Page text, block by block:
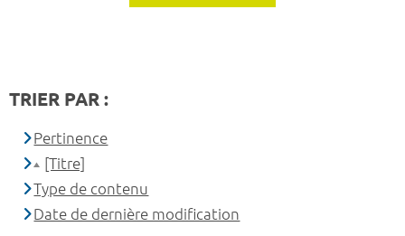
TRIER PAR :
Pertinence
[Titre]
Type de contenu
Date de dernière modification